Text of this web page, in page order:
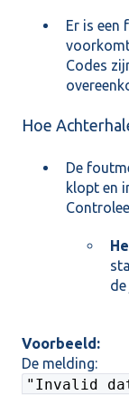
Er is een
Codes
Hoe
De
klopt en
Voorbeeld:
De melding:
"Invalid